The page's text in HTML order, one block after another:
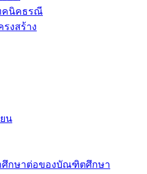
คนิคธรณี
งสร้าง
น
ศึกษาต่อของบัณฑิตศึกษา